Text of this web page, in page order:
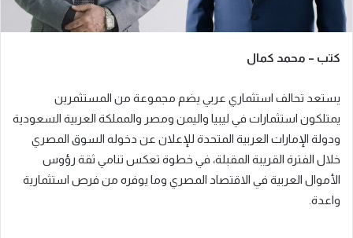
و
ا
كتب – محمد كمال
يستعد تحالف استثماري عربي يضم مجموعة من المستثمرين
يمتلكون استثمارات في ليبيا واليمن ومصر والمملكة العربية السعودية
ودولة الإمارات العربية المتحدة للإعلان عن دخوله السوق المصري
خلال الفترة القريبة المقبلة، في خطوة تعكس تنامي ثقة رؤوس
الأموال العربية في الاقتصاد المصري وما يوفره من فرص استثمارية
واعدة.